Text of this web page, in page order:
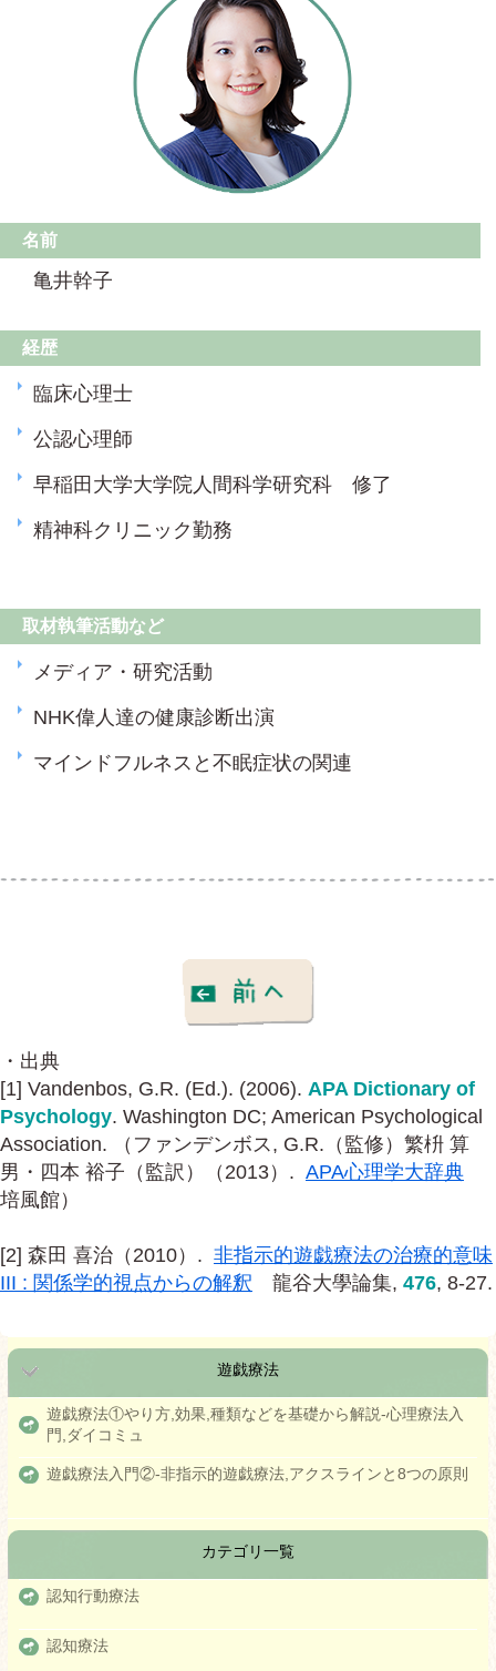
名前
亀井幹子
経歴
臨床心理士
公認心理師
早稲田大学大学院人間科学研究科 修了
精神科クリニック勤務
取材執筆活動など
メディア・研究活動
NHK偉人達の健康診断出演
マインドフルネスと不眠症状の関連
・出典
[1] Vandenbos, G.R. (Ed.). (2006). APA Dictionary of
Psychology. Washington DC; American Psychological
Association. （ファンデンボス, G.R.（監修）繁枡 算
男・四本 裕子（監訳）
（2013）. APA心理学大辞典
培風館）
[2] 森田 喜治（2010）. 非指示的遊戯療法の治療的意味
III : 関係学的視点からの解釈 龍谷大學論集, 476, 8-27.
遊戯療法
遊戯療法①やり方,効果,種類などを基礎から解説-心理療法入
門,ダイコミュ
遊戯療法入門②-非指示的遊戯療法,アクスラインと8つの原則
カテゴリ一覧
認知行動療法
認知療法